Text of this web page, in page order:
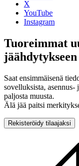
X
YouTube
Instagram
Tuoreimmat
jäähdytykseen
Saat ensimmäisenä
sovelluksista,
paljosta muusta.
Älä jää paitsi
Rekisteröidy tilaajaksi